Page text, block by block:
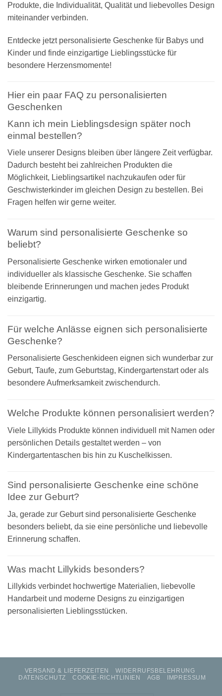
Produkte, die Individualität, Qualität und liebevolles Design
miteinander verbinden.
Entdecke jetzt personalisierte Geschenke für Babys und
Kinder und finde einzigartige Lieblingsstücke für
besondere Herzensmomente!
Hier ein paar FAQ zu personalisierten
Geschenken
Kann ich mein Lieblingsdesign später noch
einmal bestellen?
Viele unserer Designs bleiben über längere Zeit verfügbar.
Dadurch besteht bei zahlreichen Produkten die
Möglichkeit, Lieblingsartikel nachzukaufen oder für
Geschwisterkinder im gleichen Design zu bestellen. Bei
Fragen helfen wir gerne weiter.
Warum sind personalisierte Geschenke so
beliebt?
Personalisierte Geschenke wirken emotionaler und
individueller als klassische Geschenke. Sie schaffen
bleibende Erinnerungen und machen jedes Produkt
einzigartig.
Für welche Anlässe eignen sich personalisierte
Geschenke?
Personalisierte Geschenkideen eignen sich wunderbar zur
Geburt, Taufe, zum Geburtstag, Kindergartenstart oder als
besondere Aufmerksamkeit zwischendurch.
Welche Produkte können personalisiert werden?
Viele Lillykids Produkte können individuell mit Namen oder
persönlichen Details gestaltet werden – von
Kindergartentaschen bis hin zu Kuschelkissen.
Sind personalisierte Geschenke eine schöne
Idee zur Geburt?
Ja, gerade zur Geburt sind personalisierte Geschenke
besonders beliebt, da sie eine persönliche und liebevolle
Erinnerung schaffen.
Was macht Lillykids besonders?
Lillykids verbindet hochwertige Materialien, liebevolle
Handarbeit und moderne Designs zu einzigartigen
personalisierten Lieblingsstücken.
VERSAND & LIEFERZEITEN
WIDERRUFSBELEHRUNG
DATENSCHUTZ
COOKIE-RICHTLINIEN AGB IMPRESSUM